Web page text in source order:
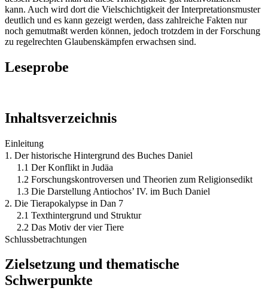
kann. Auch wird dort die Vielschichtigkeit der Interpretationsmuster
deutlich und es kann gezeigt werden, dass zahlreiche Fakten nur
noch gemutmaßt werden können, jedoch trotzdem in der Forschung
zu regelrechten Glaubenskämpfen erwachsen sind.
Leseprobe
Inhaltsverzeichnis
Einleitung
1. Der historische Hintergrund des Buches Daniel
1.1 Der Konflikt in Judäa
1.2 Forschungskontroversen und Theorien zum Religionsedikt
1.3 Die Darstellung Antiochos’ IV. im Buch Daniel
2. Die Tierapokalypse in Dan 7
2.1 Texthintergrund und Struktur
2.2 Das Motiv der vier Tiere
Schlussbetrachtungen
Zielsetzung und thematische
Schwerpunkte